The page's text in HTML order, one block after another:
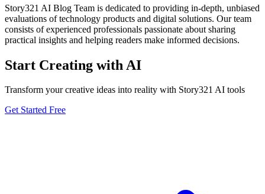
Story321 AI Blog Team is dedicated to providing in-depth, unbiased
evaluations of technology products and digital solutions. Our team
consists of experienced professionals passionate about sharing
practical insights and helping readers make informed decisions.
Start Creating with AI
Transform your creative ideas into reality with Story321 AI tools
Get Started Free